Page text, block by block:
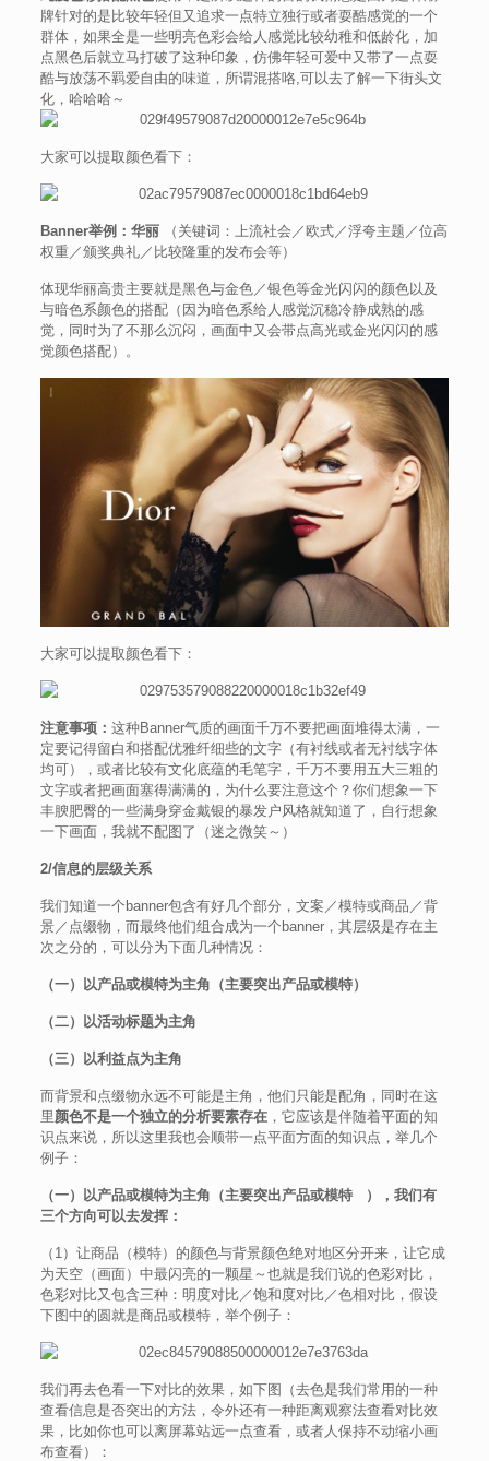
牌针对的是比较年轻但又追求一点特立独行或者耍酷感觉的一个
群体，如果全是一些明亮色彩会给人感觉比较幼稚和低龄化，加
点黑色后就立马打破了这种印象，仿佛年轻可爱中又带了一点耍
酷与放荡不羁爱自由的味道，所谓混搭咯,可以去了解一下街头文
化，哈哈哈～
大家可以提取颜色看下：
Banner举例：华丽
（关键词：上流社会／欧式／浮夸主题／位高
权重／颁奖典礼／比较隆重的发布会等）
体现华丽高贵主要就是黑色与金色／银色等金光闪闪的颜色以及
与暗色系颜色的搭配（因为暗色系给人感觉沉稳冷静成熟的感
觉，同时为了不那么沉闷，画面中又会带点高光或金光闪闪的感
觉颜色搭配）。
大家可以提取颜色看下：
注意事项： 这种Banner气质的画面千万不要把画面堆得太满，一
定要记得留白和搭配优雅纤细些的文字（有衬线或者无衬线字体
均可），或者比较有文化底蕴的毛笔字，千万不要用五大三粗的
文字或者把画面塞得满满的，为什么要注意这个？你们想象一下
丰腴肥臀的一些满身穿金戴银的暴发户风格就知道了，自行想象
一下画面，我就不配图了（迷之微笑～）
2/信息的层级关系
我们知道一个banner包含有好几个部分，文案／模特或商品／背
景／点缀物，而最终他们组合成为一个banner，其层级是存在主
次之分的，可以分为下面几种情况：
（一）以产品或模特为主角（主要突出产品或模特）
（二）以活动标题为主角
（三）以利益点为主角
而背景和点缀物永远不可能是主角，他们只能是配角，同时在这
里 颜色不是一个独立的分析要素存在，它应该是伴随着平面的知
识点来说，所以这里我也会顺带一点平面方面的知识点，举几个
例子：
（一）以产品或模特为主角（主要突出产品或模特 ），我们有
三个方向可以去发挥：
（1）让商品（模特）的颜色与背景颜色绝对地区分开来，让它成
为天空（画面）中最闪亮的一颗星～也就是我们说的色彩对比，
色彩对比又包含三种：明度对比／饱和度对比／色相对比，假设
下图中的圆就是商品或模特，举个例子：
我们再去色看一下对比的效果，如下图（去色是我们常用的一种
查看信息是否突出的方法，令外还有一种距离观察法查看对比效
果，比如你也可以离屏幕站远一点查看，或者人保持不动缩小画
布查看）：